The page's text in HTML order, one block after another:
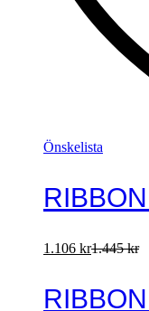
Önskelista
1.106 kr1.445kr